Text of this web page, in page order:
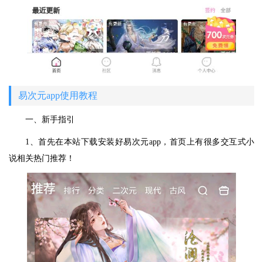
易次元app使用教程
一、新手指引
1、首先在本站下载安装好易次元app，首页上有很多交互式小
说相关热门推荐！